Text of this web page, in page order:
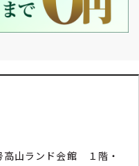
高山ランド会館 １階・